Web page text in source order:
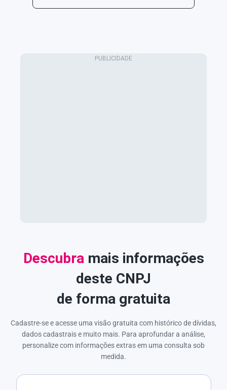
Descubra mais informações
deste CNPJ
de forma gratuita
Cadastre-se e acesse uma visão gratuita com histórico de dívidas,
dados cadastrais e muito mais. Para aprofundar a análise,
personalize com informações extras em uma consulta sob
medida.